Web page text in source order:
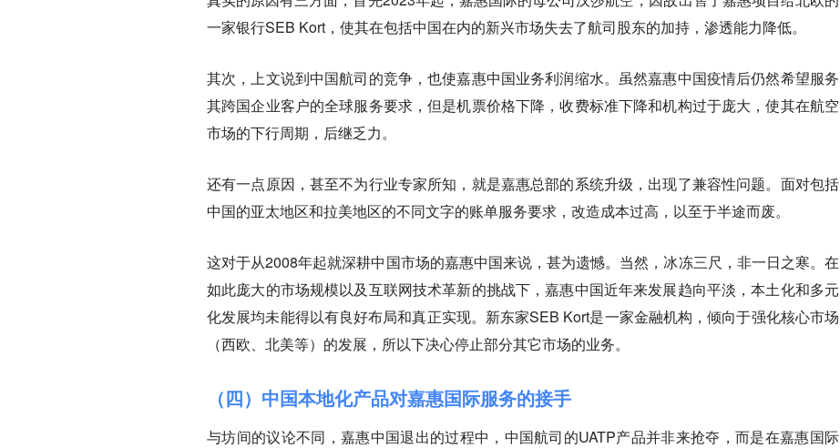
一家银行SEB Kort，使其在包括中国在内的新兴市场失去了航司股东的加持，渗透能力降低。
其次，上文说到中国航司的竞争，也使嘉惠中国业务利润缩水。虽然嘉惠中国疫情后仍然希望服务
其跨国企业客户的全球服务要求，但是机票价格下降，收费标准下降和机构过于庞大，使其在航空
市场的下行周期，后继乏力。
还有一点原因，甚至不为行业专家所知，就是嘉惠总部的系统升级，出现了兼容性问题。面对包括
中国的亚太地区和拉美地区的不同文字的账单服务要求，改造成本过高，以至于半途而废。
这对于从2008年起就深耕中国市场的嘉惠中国来说，甚为遗憾。当然，冰冻三尺，非一日之寒。在
如此庞大的市场规模以及互联网技术革新的挑战下，嘉惠中国近年来发展趋向平淡，本土化和多元
化发展均未能得以有良好布局和真正实现。新东家SEB Kort是一家金融机构，倾向于强化核心市场
（西欧、北美等）的发展，所以下决心停止部分其它市场的业务。
（四）中国本地化产品对嘉惠国际服务的接手
与坊间的议论不同，嘉惠中国退出的过程中，中国航司的UATP产品并非来抢夺，而是在嘉惠国际